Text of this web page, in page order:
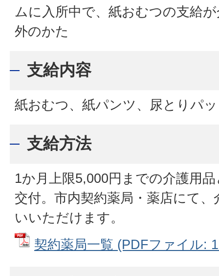
ムに入所中で、紙おむつの支給
外のかた
支給内容
紙おむつ、紙パンツ、尿とりパ
支給方法
1か月上限5,000円までの介護用
交付。市内契約薬局・薬店にて
いいただけます。
契約薬局一覧 (PDFファイル: